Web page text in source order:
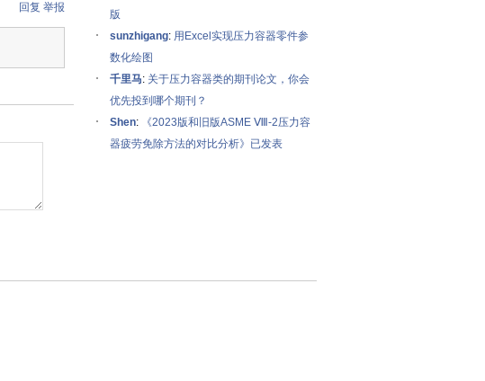
回复 举报
版
sunzhigang: 用Excel实现压力容器零件参
数化绘图
千里马: 关于压力容器类的期刊论文，你会
优先投到哪个期刊？
Shen:
《2023版和旧版ASME Ⅷ-2压力容
器疲劳免除方法的对比分析》已发表